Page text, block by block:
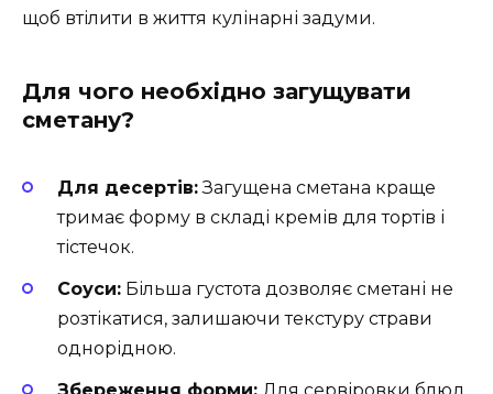
щоб втілити в життя кулінарні задуми.
Для чого необхідно загущувати
сметану?
Для десертів:Загущена сметана краще
тримає форму в складі кремів для тортів і
тістечок.
Соуси: Більша густота дозволяє сметані не
розтікатися, залишаючи текстуру страви
однорідною.